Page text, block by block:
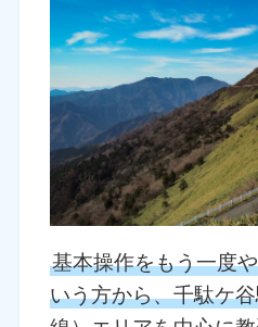
基本操作をもう一度
いう方から、千駄ケ